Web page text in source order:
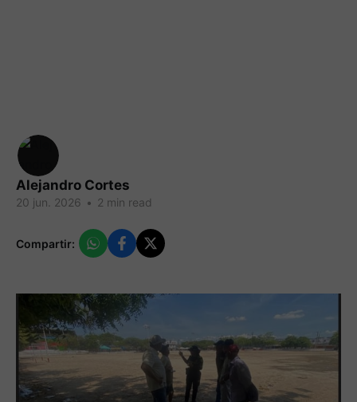
Alejandro Cortes
20 jun. 2026 • 2 min read
Compartir: